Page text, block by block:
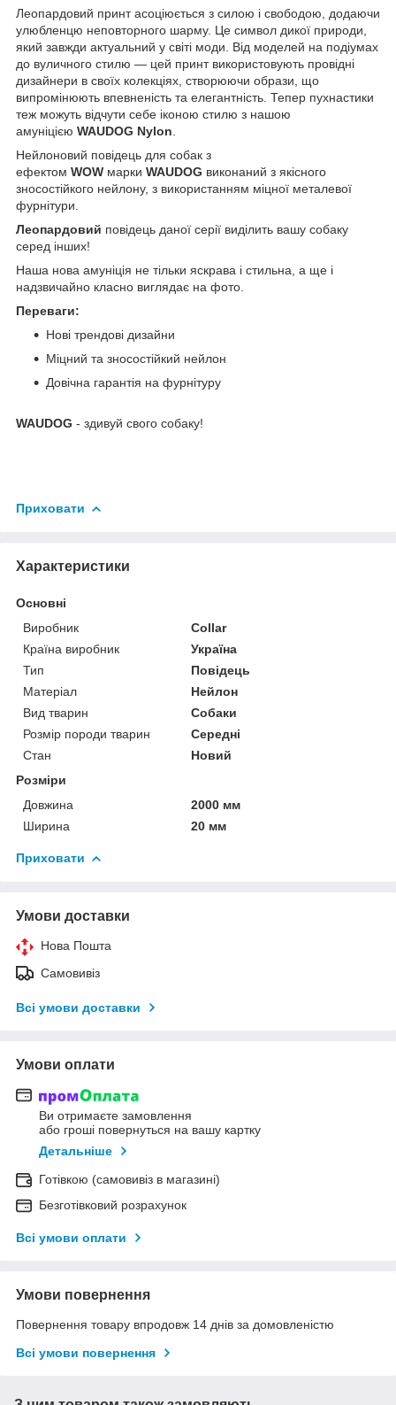
Леопардовий принт асоціюється з силою і свободою, додаючи
улюбленцю неповторного шарму. Це символ дикої природи,
який завжди актуальний у світі моди. Від моделей на подіумах
до вуличного стилю — цей принт використовують провідні
дизайнери в своїх колекціях, створюючи образи, що
випромінюють впевненість та елегантність. Тепер пухнастики
теж можуть відчути себе іконою стилю з нашою
амуніцією WAUDOG Nylon
Нейлоновий повідець для собак з
ефектом WOW марки WAUDOG виконаний з якісного
зносостійкого нейлону, з використанням міцної металевої
фурнітури.
Леопардовий повідець даної серії виділить вашу собаку
серед інших!
Наша нова амуніція не тільки яскрава і стильна, а ще і
надзвичайно класно виглядає на фото.
Переваги:
Нові трендові дизайни
Міцний та зносостійкий нейлон
Довічна гарантія на фурнітуру
WAUDOG - здивуй свого собаку!
Приховати
Характеристики
Основні
Виробник
Collar
Країна виробник
Україна
Тип
Повідець
Матеріал
Нейлон
Вид тварин
Собаки
Розмір породи тварин
Середні
Стан
Новий
Розміри
Довжина
2000 мм
Ширина
20 мм
Приховати
Умови доставки
Нова Пошта
Самовивіз
Всі умови доставки
Умови оплати
Ви отримаєте замовлення
або гроші повернуться на вашу картку
Детальніше
Готівкою (самовивіз в магазині)
Безготівковий розрахунок
Всі умови оплати
Умови повернення
Повернення товару впродовж 14 днів за домовленістю
Всі умови повернення